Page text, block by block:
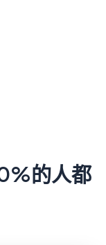
的人都